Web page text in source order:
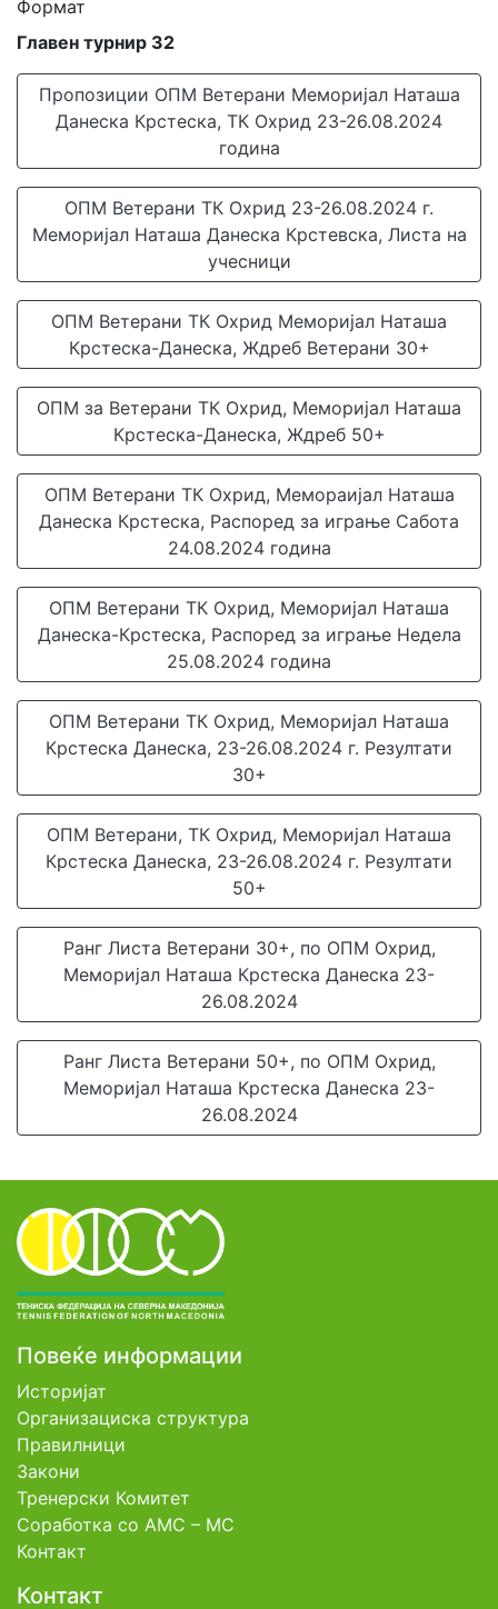
Формат
Главен турнир 32
Пропозиции ОПМ Ветерани Меморијал Наташа
Данеска Крстеска, ТК Охрид 23-26.08.2024
година
ОПМ Ветерани ТК Охрид 23-26.08.2024 г.
Меморијал Наташа Данеска Крстевска, Листа на
учесници
ОПМ Ветерани ТК Охрид Меморијал Наташа
Крстеска-Данеска, Ждреб Ветерани 30+
ОПМ за Ветерани ТК Охрид, Меморијал Наташа
Крстеска-Данеска, Ждреб 50+
ОПМ Ветерани ТК Охрид, Мемораијал Наташа
Данеска Крстеска, Распоред за играње Сабота
24.08.2024 година
ОПМ Ветерани ТК Охрид, Меморијал Наташа
Данеска-Крстеска, Распоред за играње Недела
25.08.2024 година
ОПМ Ветерани ТК Охрид, Меморијал Наташа
Крстеска Данеска, 23-26.08.2024 г. Резултати
30+
ОПМ Ветерани, ТК Охрид, Меморијал Наташа
Крстеска Данеска, 23-26.08.2024 г. Резултати
50+
Ранг Листа Ветерани 30+, по ОПМ Охрид,
Меморијал Наташа Крстеска Данеска 23-
26.08.2024
Ранг Листа Ветерани 50+, по ОПМ Охрид,
Меморијал Наташа Крстеска Данеска 23-
26.08.2024
Повеќе информации
Историјат
Организациска структура
Правилници
Закони
Тренерски Комитет
Соработка со АМС – МС
Контакт
Контакт